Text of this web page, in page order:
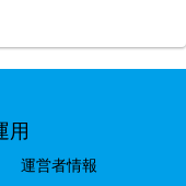
用
運営者情報